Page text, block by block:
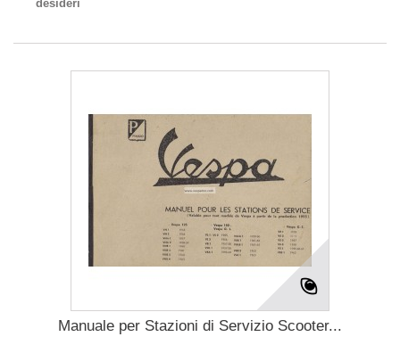
desideri
Manuale per Stazioni di Servizio Scooter...